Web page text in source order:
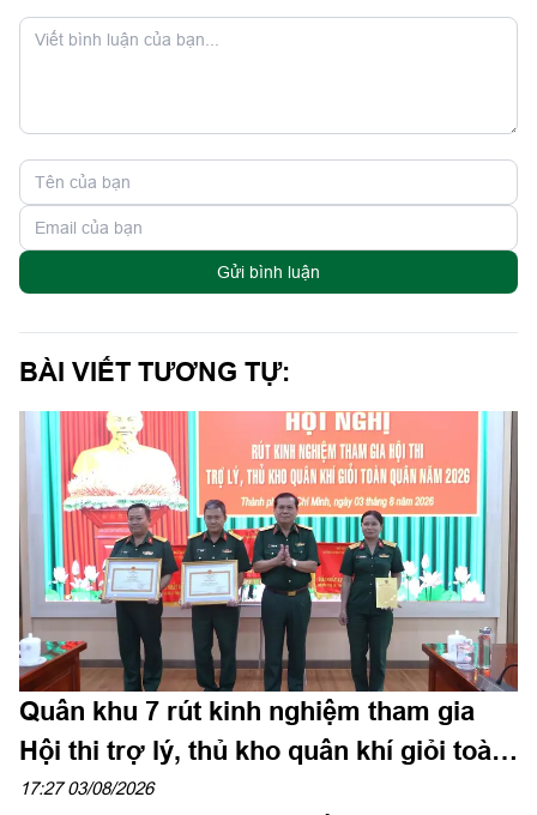
Gửi bình luận
BÀI VIẾT TƯƠNG TỰ:
Quân khu 7 rút kinh nghiệm tham gia
Hội thi trợ lý, thủ kho quân khí giỏi toàn
quân năm 2026
17:27 03/08/2026